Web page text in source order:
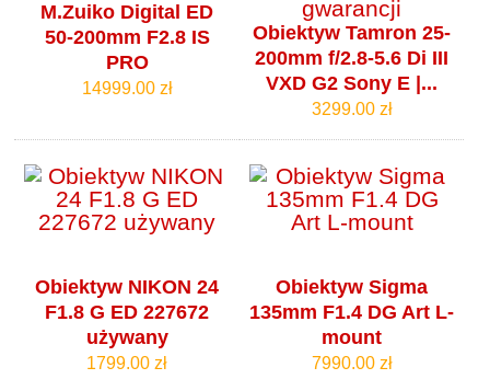
M.Zuiko Digital ED
50-200mm F2.8 IS
PRO
14999.00 zł
Obiektyw Tamron 25-
200mm f/2.8-5.6 Di III
VXD G2 Sony E |...
3299.00 zł
Obiektyw NIKON 24
F1.8 G ED 227672
używany
1799.00 zł
Obiektyw Sigma
135mm F1.4 DG Art L-
mount
7990.00 zł